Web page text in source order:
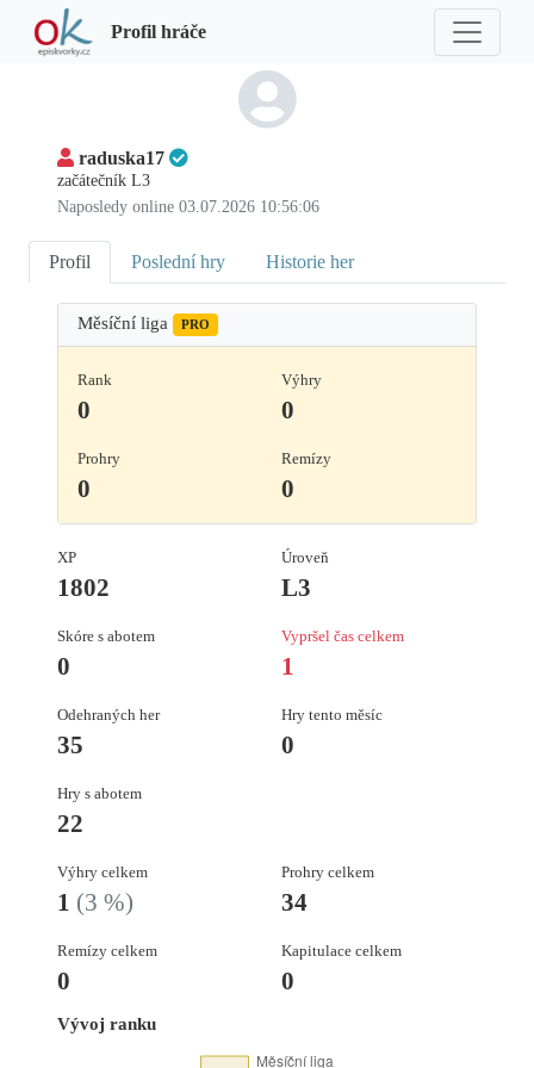
Profil hráče
raduska17
začátečník L3
Naposledy online 03.07.2026 10:56:06
Profil Poslední hry Historie her
Měsíční liga PRO
Rank
0
Výhry
0
Prohry
0
Remízy
0
XP
1802
Úroveň
L3
Skóre s abotem
0
Vypršel čas celkem
1
Odehraných her
35
Hry tento měsíc
0
Hry s abotem
22
Výhry celkem
1 (3 %)
Prohry celkem
34
Remízy celkem
0
Kapitulace celkem
0
Vývoj ranku